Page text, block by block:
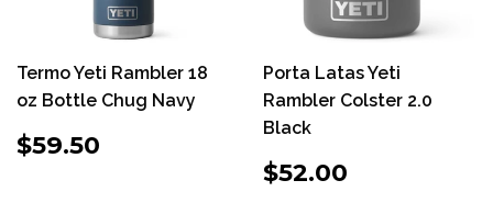
Termo Yeti Rambler 18
oz Bottle Chug Navy
PRECIO
HABITUAL
$59.50
Porta Latas Yeti
Rambler Colster 2.0
Black
PRECIO
HABITUAL
$52.00